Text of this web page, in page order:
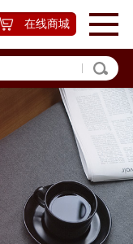
在线商城